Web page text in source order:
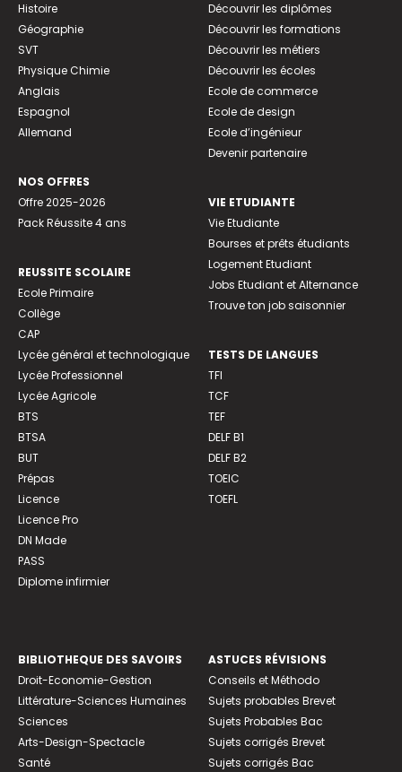
Histoire
Géographie
SVT
Physique Chimie
Anglais
Espagnol
Allemand
NOS OFFRES
Offre 2025-2026
Pack Réussite 4 ans
REUSSITE SCOLAIRE
Ecole Primaire
Collège
CAP
Lycée général et technologique
Lycée Professionnel
Lycée Agricole
BTS
BTSA
BUT
Prépas
Licence
Licence Pro
DN Made
PASS
Diplome infirmier
Découvrir les diplômes
Découvrir les formations
Découvrir les métiers
Découvrir les écoles
Ecole de commerce
Ecole de design
Ecole d’ingénieur
Devenir partenaire
VIE ETUDIANTE
Vie Etudiante
Bourses et prêts étudiants
Logement Etudiant
Jobs Etudiant et Alternance
Trouve ton job saisonnier
TESTS DE LANGUES
TFI
TCF
TEF
DELF B1
DELF B2
TOEIC
TOEFL
BIBLIOTHEQUE DES SAVOIRS
Droit-Economie-Gestion
Littérature-Sciences Humaines
Sciences
Arts-Design-Spectacle
Santé
ASTUCES RÉVISIONS
Conseils et Méthodo
Sujets probables Brevet
Sujets Probables Bac
Sujets corrigés Brevet
Sujets corrigés Bac